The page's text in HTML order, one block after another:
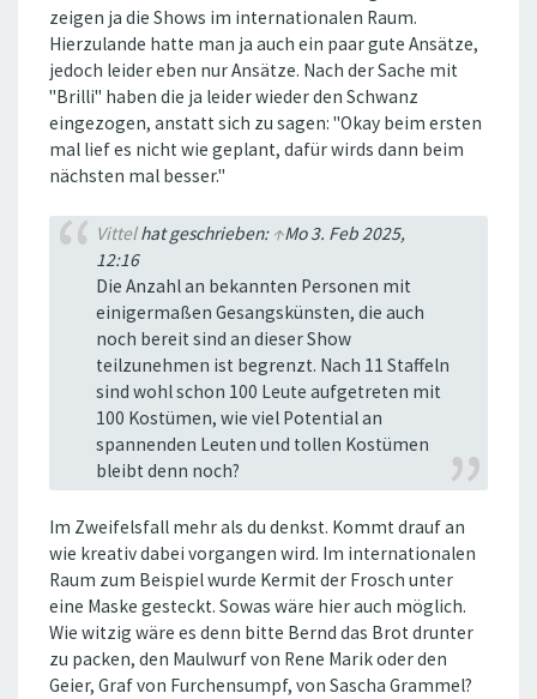
zeigen ja die Shows im internationalen Raum.
Hierzulande hatte man ja auch ein paar gute Ansätze,
jedoch leider eben nur Ansätze. Nach der Sache mit
"Brilli" haben die ja leider wieder den Schwanz
eingezogen, anstatt sich zu sagen: "Okay beim ersten
mal lief es nicht wie geplant, dafür wirds dann beim
nächsten mal besser."
Vittelhat geschrieben: ↑Mo 3. Feb 2025,
12:16
Die Anzahl an bekannten Personen mit
einigermaßen Gesangskünsten, die auch
noch bereit sind an dieser Show
teilzunehmen ist begrenzt. Nach 11 Staffeln
sind wohl schon 100 Leute aufgetreten mit
100 Kostümen, wie viel Potential an
spannenden Leuten und tollen Kostümen
bleibt denn noch?
Im Zweifelsfall mehr als du denkst. Kommt drauf an
wie kreativ dabei vorgangen wird. Im internationalen
Raum zum Beispiel wurde Kermit der Frosch unter
eine Maske gesteckt. Sowas wäre hier auch möglich.
Wie witzig wäre es denn bitte Bernd das Brot drunter
zu packen, den Maulwurf von Rene Marik oder den
Geier, Graf von Furchensumpf, von Sascha Grammel?